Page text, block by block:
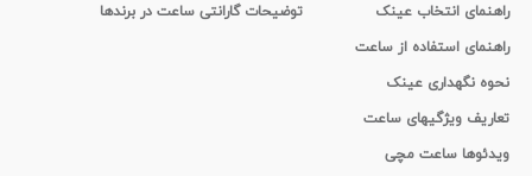
راهنمای انتخاب عینک
راهنمای استفاده از ساعت
نحوه نگهداری عینک
تعاریف ویژگیهای ساعت
ویدئوها ساعت مچی
توضیحات گارانتی ساعت در برندها